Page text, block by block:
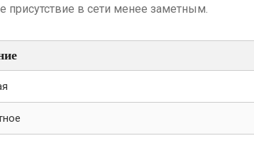
в сети менее заметным.